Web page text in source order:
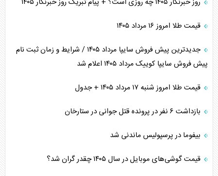
قیمت طلا امروز ۱۶ مرداد ۱۴۰۵
جدیدترین پیش فروش سایپا مرداد ۱۴۰۵ / شرایط و زمان ثبت نام
پیش فروش سایپا کوییک مرداد ۱۴۰۵ اعلام شد
قیمت طلا امروز شنبه ۱۷ مرداد ۱۴۰۵ + جدول
بازداشت ۶ نفر در پرونده قتل جوانی در ستارخان
بیفوما در پرسپولیس ماندنی شد
قیمت گوشی‌های موبایل در سال ۱۴۰۵ چقدر گران شد؟